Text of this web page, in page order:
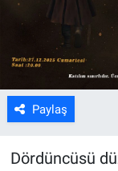
Paylaş
Dördüncüsü